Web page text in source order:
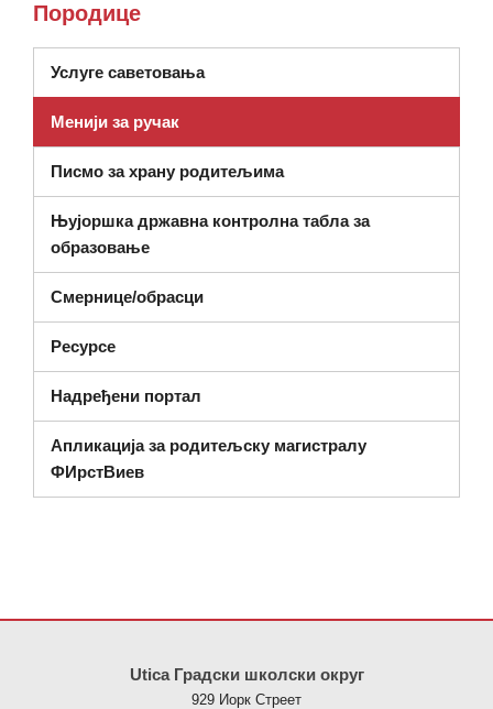
Породице
Услуге саветовања(отвара се у новом прозору)
Менији за ручак
Писмо за храну родитељима
Њујоршка државна контролна табла за
образовање(отвара се у новом прозору)
Смернице/обрасци
Ресурсе
Надређени портал
Апликација за родитељску магистралу
ФИрстВиев
Utica Градски школски округ
929 Иорк Стреет